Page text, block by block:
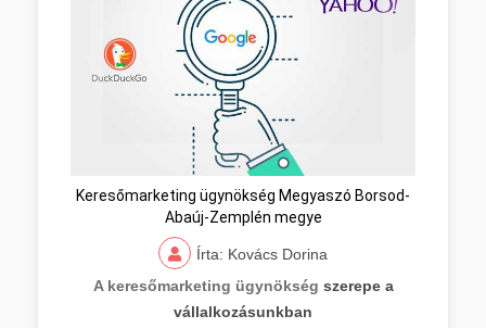
Keresőmarketing ügynökség Megyaszó Borsod-
Abaúj-Zemplén megye
Írta: Kovács Dorina
A keresőmarketing ügynökség szerepe a
vállalkozásunkban